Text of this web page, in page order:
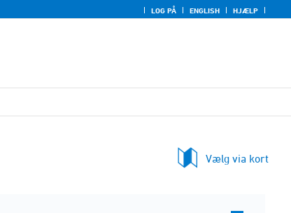
LOG PÅ ENGLISH HJÆLP
Vælg via kort